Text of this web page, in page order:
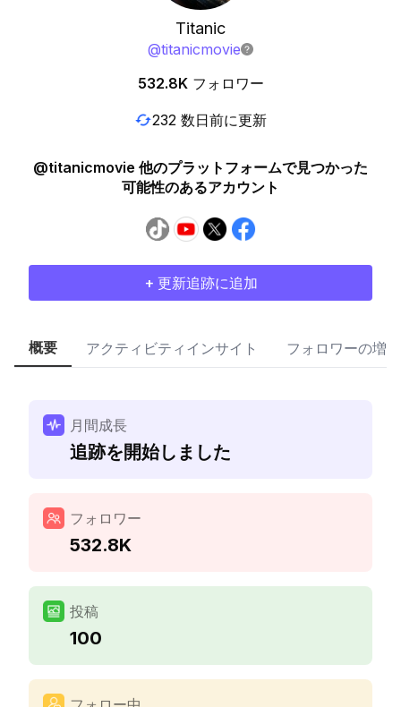
Titanic
@titanicmovie
532.8K フォロワー
232 数日前に更新
@titanicmovie 他のプラットフォームで見つかった
可能性のあるアカウント
+ 更新追跡に追加
概要 アクティビティインサイト フォロワーの増加
月間成長
追跡を開始しました
フォロワー
532.8K
投稿
100